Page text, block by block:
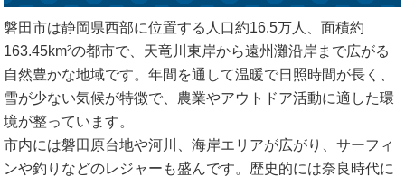
磐田市は静岡県西部に位置する人口約16.5万人、面積約
163.45km²の都市で、天竜川東岸から遠州灘沿岸まで広がる
自然豊かな地域です。年間を通して温暖で日照時間が長く、
雪が少ない気候が特徴で、農業やアウトドア活動に適した環
境が整っています。
市内には磐田原台地や河川、海岸エリアが広がり、サーフィ
ンや釣りなどのレジャーも盛んです。歴史的には奈良時代に